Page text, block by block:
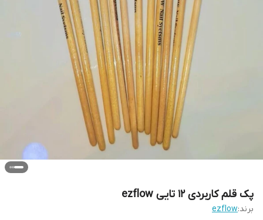
پک قلم کاربردی 12 تایی ezflow
برند:ezflow